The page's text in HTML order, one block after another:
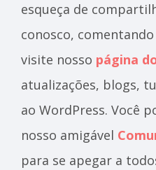
esqueça de
conosco,
visite nosso página
atualizações, blogs,
ao WordPress. Você
nosso amigável
para se apegar a